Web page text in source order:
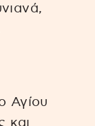
Αγίου
και